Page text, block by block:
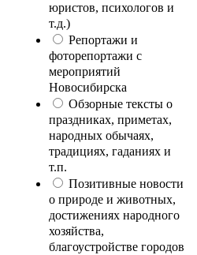
юристов, психологов и
т.д.)
Репортажи и
фоторепортажи с
мероприятий
Новосибирска
Обзорные тексты о
праздниках, приметах,
народных обычаях,
традициях, гаданиях и
т.п.
Позитивные новости
о природе и животных,
достижениях народного
хозяйства,
благоустройстве городов